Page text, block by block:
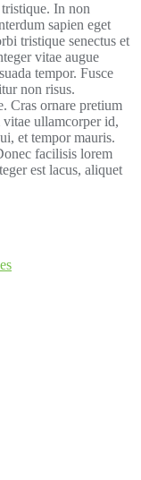
In non
sapien eget
tristique senectus et
vitae augue
tempor. Fusce
non risus.
Cras ornare pretium
vitae ullamcorper id,
et tempor mauris.
facilisis lorem
est lacus, aliquet